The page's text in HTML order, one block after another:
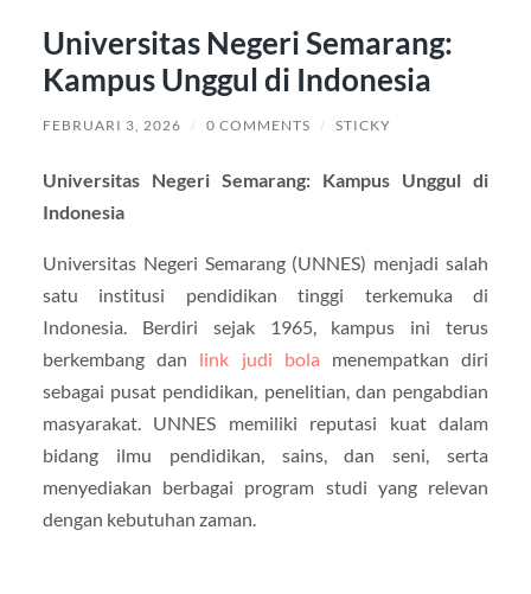
Universitas Negeri Semarang:
Kampus Unggul di Indonesia
FEBRUARI 3, 2026 / 0 COMMENTS / STICKY
Universitas Negeri Semarang: Kampus Unggul di
Indonesia
Universitas Negeri Semarang (UNNES) menjadi salah
satu institusi pendidikan tinggi terkemuka di
Indonesia. Berdiri sejak 1965, kampus ini terus
berkembang dan link judi bola menempatkan diri
sebagai pusat pendidikan, penelitian, dan pengabdian
masyarakat. UNNES memiliki reputasi kuat dalam
bidang ilmu pendidikan, sains, dan seni, serta
menyediakan berbagai program studi yang relevan
dengan kebutuhan zaman.